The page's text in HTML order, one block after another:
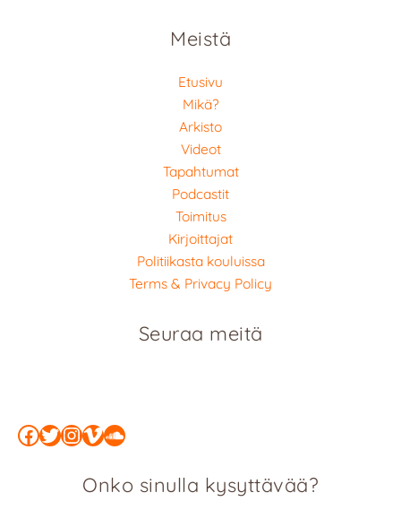
Meistä
Etusivu
Mikä?
Arkisto
Videot
Tapahtumat
Podcastit
Toimitus
Kirjoittajat
Politiikasta kouluissa
Terms & Privacy Policy
Seuraa meitä
Facebook
Twitter
Instagram
Vimeo
SoundCloud
Onko sinulla kysyttävää?